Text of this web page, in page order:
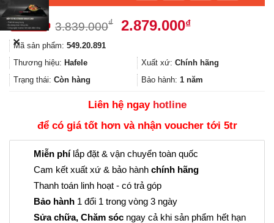
3.839.000₫
Giá
3.839.000₫.
2.879.000₫Giá
là:
2.879.000₫.
Mã sản phẩm: 549.20.891
Thương hiệu: Hafele Xuất xứ: Chính hãng
Trạng thái: Còn hàng Bảo hành: 1 năm
Liên hệ ngay hotline
để có giá tốt hơn và nhận voucher tới 5tr
Miễn phílắp đặt & vận chuyển toàn quốc
Cam kết xuất xứ & bảo hành chính hãng
Thanh toán linh hoạt - có trả góp
Bảo hành 1 đổi 1 trong vòng 3 ngày
Sửa chữa, Chăm sóc ngay cả khi sản phẩm hết hạn
✕